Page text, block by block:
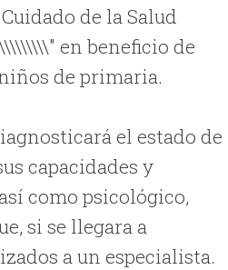
de la Salud
en beneficio de
de primaria.
el estado de
capacidades y
como psicológico,
si se llegara a
a un especialista.